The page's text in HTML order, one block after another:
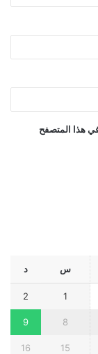
هذا المتصفح
س د
1
2
8
9
15
16